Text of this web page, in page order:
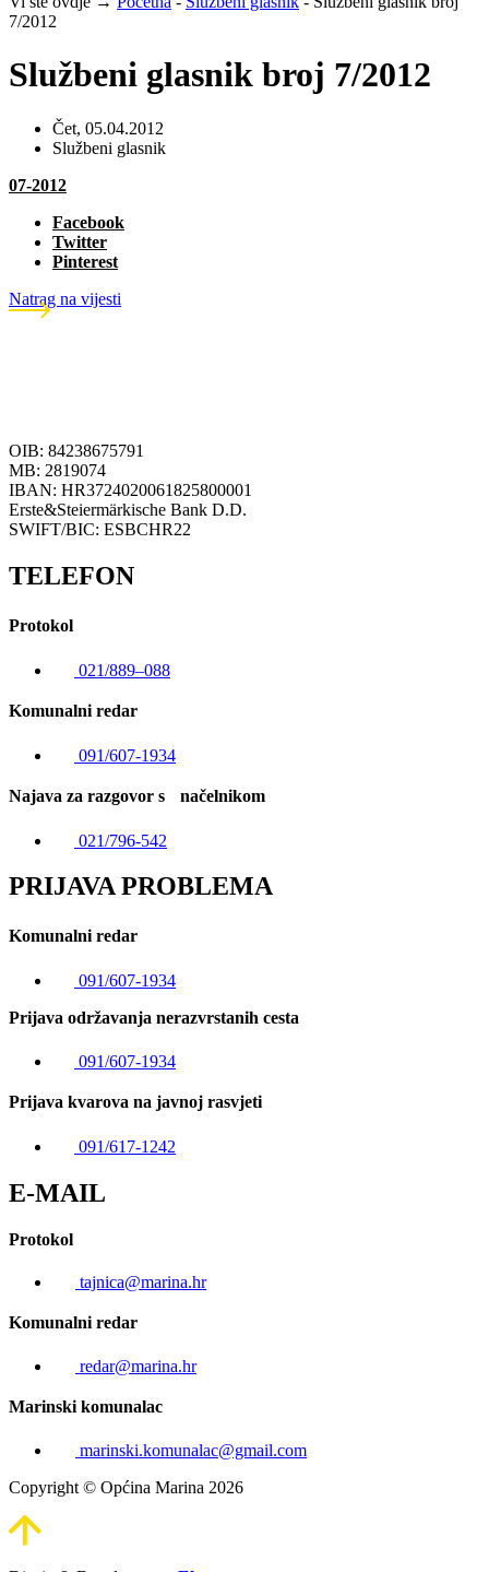
7/2012
Službeni glasnik broj 7/2012
Čet, 05.04.2012
Službeni glasnik
07-2012
Facebook
Twitter
Pinterest
Natrag na vijesti
OIB: 84238675791
MB: 2819074
IBAN: HR3724020061825800001
Erste&Steiermärkische Bank D.D.
SWIFT/BIC: ESBCHR22
TELEFON
Protokol
021/889–088
Komunalni redar
091/607-1934
Najava za razgovor s načelnikom
021/796-542
PRIJAVA PROBLEMA
Komunalni redar
091/607-1934
Prijava održavanja nerazvrstanih cesta
091/607-1934
Prijava kvarova na javnoj rasvjeti
091/617-1242
E-MAIL
Protokol
tajnica@marina.hr
Komunalni redar
redar@marina.hr
Marinski komunalac
marinski.komunalac@gmail.com
Copyright © Općina Marina 2026